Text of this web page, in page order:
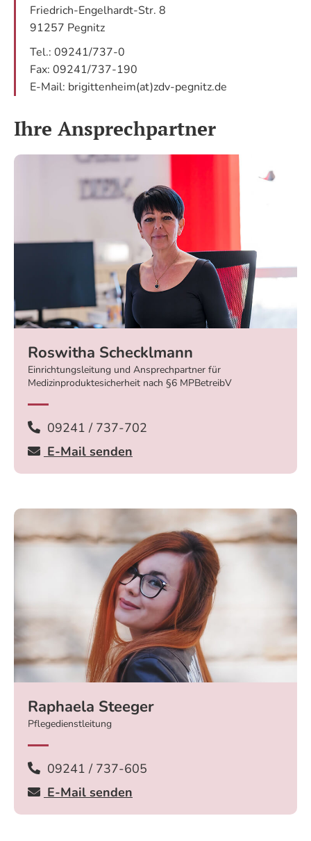
Friedrich-Engelhardt-Str. 8
91257 Pegnitz
Tel.: 09241/737-0
Fax: 09241/737-190
E-Mail: brigittenheim(at)zdv-pegnitz.de
Ihre Ansprechpartner
Roswitha Schecklmann
Einrichtungsleitung und Ansprechpartner für
Medizinproduktesicherheit nach §6 MPBetreibV
09241 / 737-702
E-Mail senden
Raphaela Steeger
Pflegedienstleitung
09241 / 737-605
E-Mail senden